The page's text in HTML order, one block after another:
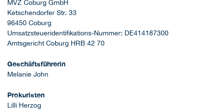
MVZ Coburg GmbH
Ketschendorfer Str. 33
96450 Coburg
Umsatzsteueridentifikations-Nummer: DE414187300
Amtsgericht Coburg HRB 42 70
Geschäftsführerin
Melanie John
Prokuristen
Lilli Herzog